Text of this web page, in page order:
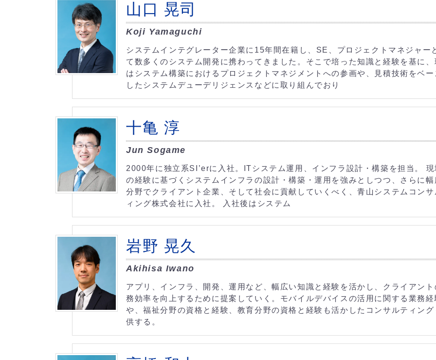
山口 晃司
Koji Yamaguchi
システムインテグレーター企業に15年間在籍し、SE、プロジェクトマネジャー
て数多くのシステム開発に携わってきました。そこで培った知識と経験を基に、
はシステム構築におけるプロジェクトマネジメントへの参画や、見積技術をベー
したシステムデューデリジェンスなどに取り組んでおり
十亀 淳
Jun Sogame
2000年に独立系SI’erに入社。ITシステム運用、インフラ設計・構築を担当。 現
の経験に基づくシステムインフラの設計・構築・運用を強みとしつつ、さらに幅
分野でクライアント企業、そして社会に貢献していくべく、青山システムコンサ
ィング株式会社に入社。 入社後はシステム
岩野 晃久
Akihisa Iwano
アプリ、インフラ、開発、運用など、幅広い知識と経験を活かし、クライアント
務効率を向上するために提案していく。モバイルデバイスの活用に関する業務経
や、福祉分野の資格と経験、教育分野の資格と経験も活かしたコンサルティング
供する。